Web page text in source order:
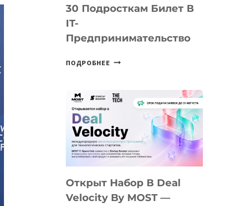
30 Подросткам Билет В
IT-
Предпринимательство
ПОДРОБНЕЕ ОТ
АЛМАТЫ:
YOUTH
CAMP
ДАЛ
ПОДРОСТКАМ
БИЛЕТ
Открыт Набор В Deal
Velocity By MOST —